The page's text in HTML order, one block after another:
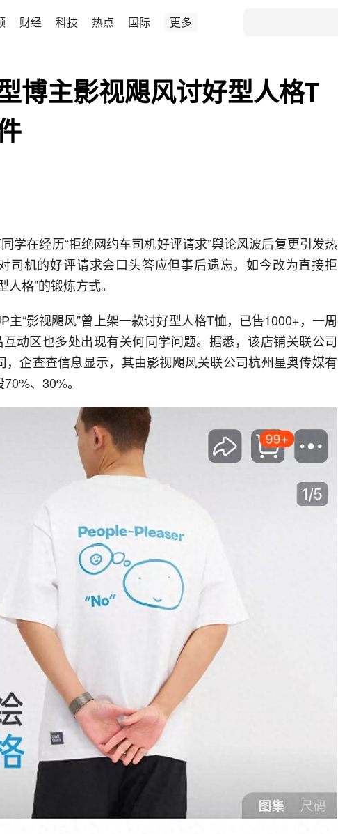
财经 科技 热点 国际 更多
博主影视飓风讨好型人格T
学在经历“拒绝网约车司机好评请求”舆论风波后复更引发热
司机的好评请求会口头答应但事后遗忘，如今改为直接拒
格”的锻炼方式。
主“影视飓风”曾上架一款讨好型人格T恤，已售1000+，一周
动区也多处出现有关何同学问题。据悉，该店铺关联公司
，企查查信息显示，其由影视飓风关联公司杭州星奥传媒有
、30%。